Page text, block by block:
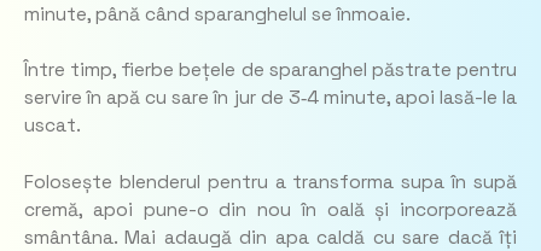
minute, până când sparanghelul se înmoaie.
Între timp, fierbe bețele de sparanghel păstrate pentru
servire în apă cu sare în jur de 3‑4 minute, apoi lasă-le la
uscat.
Folosește blenderul pentru a transforma supa în supă
cremă, apoi pune-o din nou în oală și incorporează
smântâna. Mai adaugă din apa caldă cu sare dacă îți